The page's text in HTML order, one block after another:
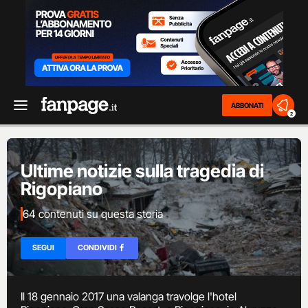
ABBONATI
2
Ultime notizie sulla tragedia di
Rigopiano
64 contenuti su questa storia
SEGUI CONDIVIDI
Il 18 gennaio 2017 una valanga travolge l'hotel